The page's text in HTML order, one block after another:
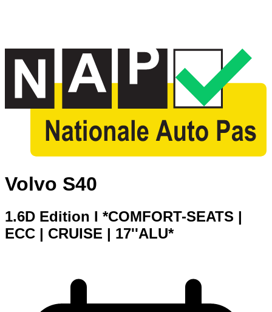
Volvo S40
1.6D Edition I *COMFORT-SEATS |
ECC | CRUISE | 17''ALU*